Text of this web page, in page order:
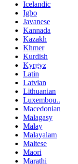
Icelandic
Igbo
Javanese
Kannada
Kazakh
Khmer
Kurdish
Kyrgyz
Latin
Latvian
Lithuanian
Luxembou..
Macedonian
Malagasy
Malay
Malayalam
Maltese
Maori
Marathi